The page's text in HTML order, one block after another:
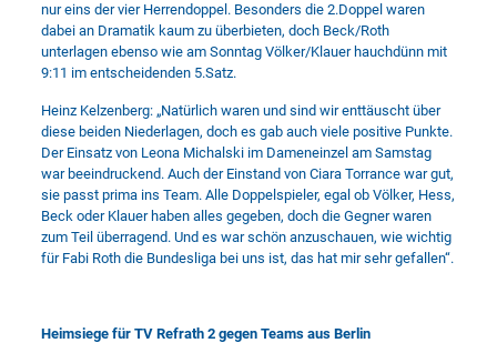
nur eins der vier Herrendoppel. Besonders die 2.Doppel waren
dabei an Dramatik kaum zu überbieten, doch Beck/Roth
unterlagen ebenso wie am Sonntag Völker/Klauer hauchdünn mit
9:11 im entscheidenden 5.Satz.
Heinz Kelzenberg: „Natürlich waren und sind wir enttäuscht über
diese beiden Niederlagen, doch es gab auch viele positive Punkte.
Der Einsatz von Leona Michalski im Dameneinzel am Samstag
war beeindruckend. Auch der Einstand von Ciara Torrance war gut,
sie passt prima ins Team. Alle Doppelspieler, egal ob Völker, Hess,
Beck oder Klauer haben alles gegeben, doch die Gegner waren
zum Teil überragend. Und es war schön anzuschauen, wie wichtig
für Fabi Roth die Bundesliga bei uns ist, das hat mir sehr gefallen“.
Heimsiege für TV Refrath 2 gegen Teams aus Berlin